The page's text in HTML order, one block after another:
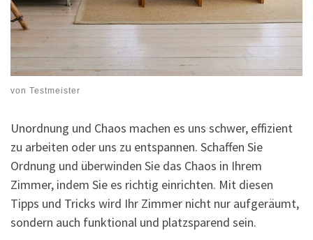
von Testmeister
Unordnung und Chaos machen es uns schwer, effizient
zu arbeiten oder uns zu entspannen. Schaffen Sie
Ordnung und überwinden Sie das Chaos in Ihrem
Zimmer, indem Sie es richtig einrichten. Mit diesen
Tipps und Tricks wird Ihr Zimmer nicht nur aufgeräumt,
sondern auch funktional und platzsparend sein.